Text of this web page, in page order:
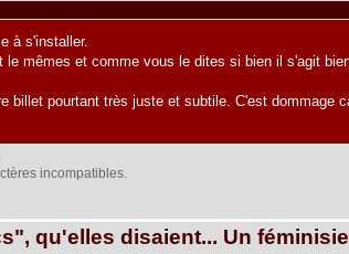
à s'installer.
mêmes et comme vous le dites si bien il s'agit
billet pourtant très juste et subtile. C'est
incompatibles.
qu'elles disaient... Un